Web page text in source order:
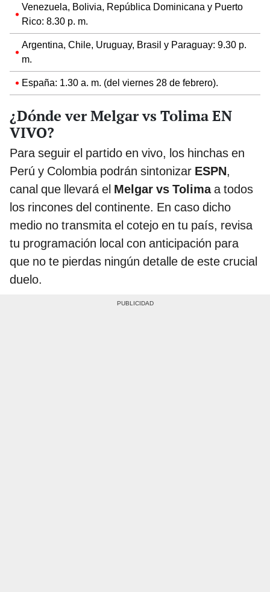
Venezuela, Bolivia, República Dominicana y Puerto
Rico: 8.30 p. m.
Argentina, Chile, Uruguay, Brasil y Paraguay: 9.30 p.
m.
España: 1.30 a. m. (del viernes 28 de febrero).
¿Dónde ver Melgar vs Tolima EN
VIVO?
Para seguir el partido en vivo, los hinchas en
Perú y Colombia podrán sintonizar ESPN,
canal que llevará el Melgar vs Tolimaa todos
los rincones del continente. En caso dicho
medio no transmita el cotejo en tu país, revisa
tu programación local con anticipación para
que no te pierdas ningún detalle de este crucial
duelo.